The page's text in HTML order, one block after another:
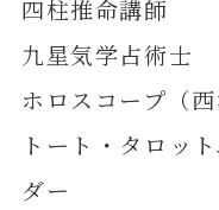
四柱推命講師
九星気学占術士
ホロスコープ（
トート・タロッ
ダー